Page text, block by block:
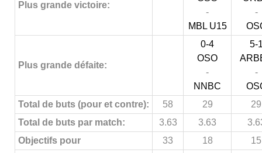
Plus grande victoire:
-
MBL U15
-
Plus grande défaite:
0-4
OSO
-
NNBC
5-
-
Total de buts (pour et contre):
58 29
29
Total de buts par match:
3.63 3.63
Objectifs pour
33 18
15